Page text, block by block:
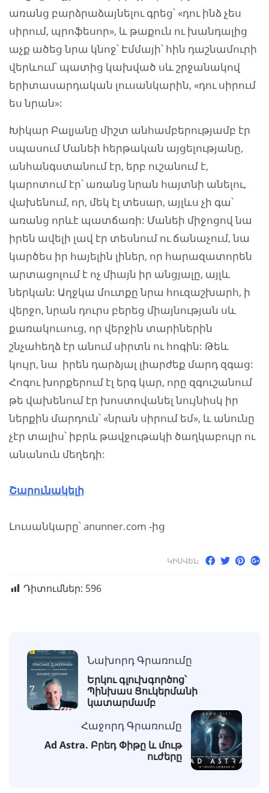
առանց բարձրաձայնելու գրեց՝ «դու ինձ չես
սիրում, պրոֆեսոր», և թաքուն ու խանդալից
աչք ածեց նրա կնոջ՝ Էմմայի՝ հին դաշնամուրի
վերևում՝ պատից կախված սև շրջանակով
երիտասարդական լուսանկարին, «դու սիրում
ես նրան»:
Խիկար Բալյանը միշտ անհամբերությամբ էր
սպասում Մանեի հերթական այցելությանը,
անհանգստանում էր, երբ ուշանում է,
կարոտում էր՝ առանց նրան հայտնի անելու,
վախենում, որ, մեկ էլ տեսար, այլևս չի գա՝
առանց որևէ պատճառի: Մանեի միջոցով նա
իրեն ավելի լավ էր տեսնում ու ճանաչում, նա
կարծես իր հայելին լիներ, որ հարազատորեն
արտացոլում է ոչ միայն իր անցյալը, այլև
ներկան: Աղջկա մուտքը նրա հուզաշխարհ, ի
վերջո, նրան դուրս բերեց միայնության սև
քառակուսուց, որ վերջին տարիներին
շնչահեղձ էր անում սիրտն ու հոգին: Թեև
կույր, նա իրեն դարձյալ լիարժեք մարդ զգաց:
Հոգու խորքերում էլ երգ կար, որը զգուշանում
թե վախենում էր խոստովանել նույնիսկ իր
ներքին մարդուն՝ «նրան սիրում եմ», և անունը
չէր տալիս՝ իբրև թավջութակի ծաղկաբույր ու
անանուն մեղեդի:
Շարունակելի
Լուսանկարը՝ anunner.com -ից
ԿԻՍՎԵԼ:
Դիտումներ: 596
Նախորդ Գրառումը
Երկու գլուխգործոց՝
Պինխաս Ցուկերմանի
կատարմամբ
Հաջորդ Գրառումը
Ad Astra. Բրեդ Փիթը և մութ
ուժերը